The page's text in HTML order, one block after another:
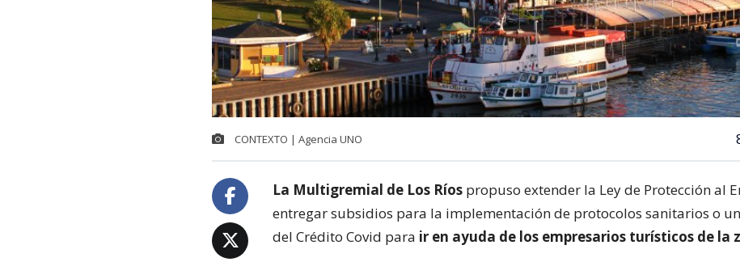
CONTEXTO | Agencia UNO
La Multigremial de Los Ríos propuso extender la Ley de Protección al
entregar subsidios para la implementación de protocolos sanitarios o
del Crédito Covid para ir en ayuda de los empresarios turísticos de la